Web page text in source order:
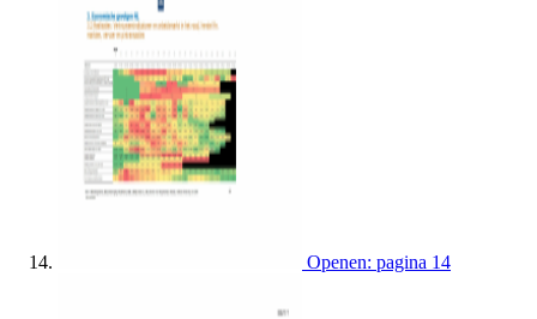
Openen: pagina 14